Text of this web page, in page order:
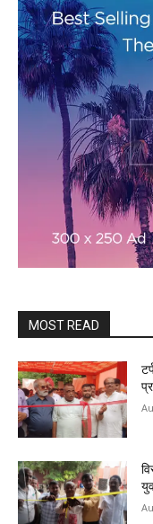
MOST READ